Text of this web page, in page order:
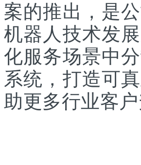
案的推出，是
机器人技术发
化服务场景中
系统，打造可
助更多行业客